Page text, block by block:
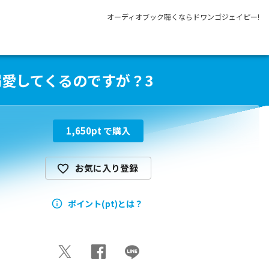
オーディオブック聴くならドワンゴジェイピー!
してくるのですが？3
1,650pt で購入
お気に入り登録
ポイント(pt)とは？